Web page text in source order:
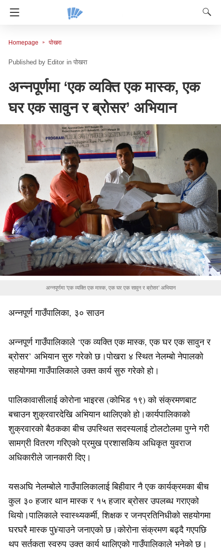
Homepage पोखरा
Editor in पोखरा
अन्नपूर्णमा ‘एक व्यक्ति एक मास्क, एक
घर एक सावुन र ब्रोसर’ अभियान
अन्नपूर्णमा ‘एक व्यक्ति एक मास्क, एक घर एक सावुन र ब्रोसर’ अभियान
अन्नपूर्ण गाउँपालिका, ३० साउन
अन्नपूर्ण गाउँपालिकाले ‘एक व्यक्ति एक मास्क, एक घर एक सावुन र
ब्रोसर’ अभियान सुरु गरेको छ।पोखरा ४ स्थित नेलम्बो नेपालको
सहयोगमा गाउँपालिकाले उक्त कार्य सुरु गरेको हो।
पालिकावासीलाई कोरोना भाइरस (कोभिड १९) को संक्रमणबाट
बचाउन शुक्रवारदेखि अभियान थालिएको हो।कार्यपालिकाको
शुक्रवारको बैठकका बीच उपस्थित सदस्यलाई टोलटोलमा पुग्ने गरी
सामग्री वितरण गरिएको प्रमुख प्रशासकिय अधिकृत युवराज
अधिकारीले जानकारी दिए।
यसअघि नेलम्बोले गाउँपालिकालाई बिहीवार नै एक कार्यक्रमका बीच
कुल ३० हजार थान मास्क र १५ हजार ब्रोसर उपलब्ध गराएको
थियो।पालिकाले स्वास्थ्यकर्मी, शिक्षक र जनप्रतिनिधीको सहयोगमा
घरघरै मास्क पु¥याउने जनाएको छ।कोरोना संक्रमण बढ्दै गएपछि
थप सर्तकता स्वरुप उक्त कार्य थालिएको गाउँपालिकाले भनेको छ।